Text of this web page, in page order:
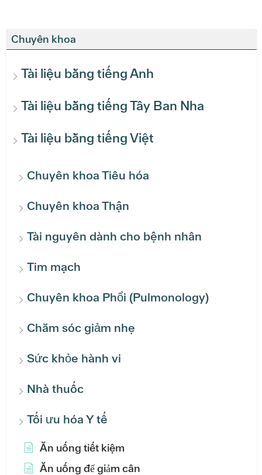
Chuyên khoa
Tài liệu bằng tiếng Anh
Tài liệu bằng tiếng Tây Ban Nha
Tài liệu bằng tiếng Việt
Chuyên khoa Tiêu hóa
Chuyên khoa Thận
Tài nguyên dành cho bệnh nhân
Tim mạch
Chuyên khoa Phổi (Pulmonology)
Chăm sóc giảm nhẹ
Sức khỏe hành vi
Nhà thuốc
Tối ưu hóa Y tế
Ăn uống tiết kiệm
Ăn uống để giảm cân